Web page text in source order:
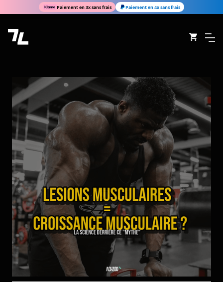
Paiement en 3x sans frais Paiement en 4x sans frais